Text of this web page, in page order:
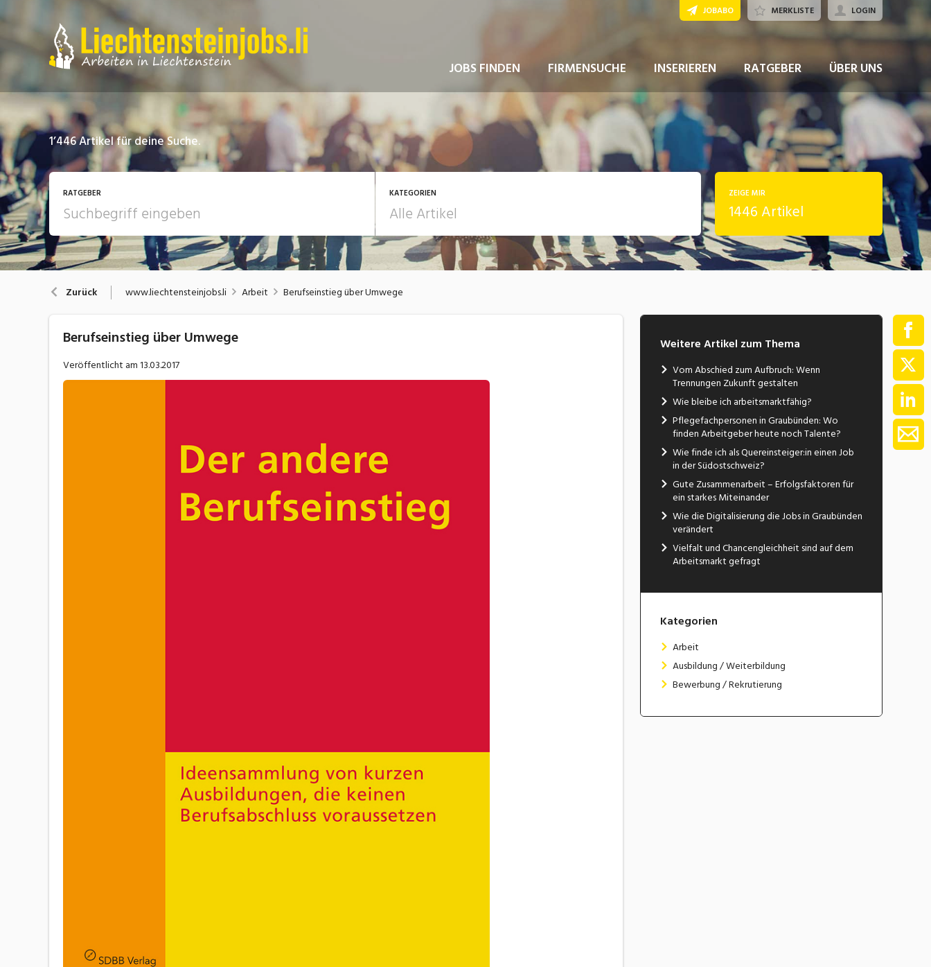
JOBS FINDEN FIRMENSUCHE INSERIEREN RATGEBER ÜBER UNS
JOBABO MERKLISTE LOGIN
1’446Artikel für deine Suche.
RATGEBER KATEGORIEN
Arbeit Ausbildung / Weiterbildung Bewerbung / Rekrutierung
ZEIGE MIR
1446 Artikel
Zurück www.liechtensteinjobs.li Arbeit Berufseinstieg über Umwege
Berufseinstieg über Umwege
Veröffentlicht am13.03.2017
Weitere Artikel zum Thema
Vom Abschied zum Aufbruch: Wenn
Trennungen Zukunft gestalten
Wie bleibe ich arbeitsmarktfähig?
Pflegefachpersonen in Graubünden: Wo
finden Arbeitgeber heute noch Talente?
Wie finde ich als Quereinsteiger:in einen Job
in der Südostschweiz?
Gute Zusammenarbeit – Erfolgsfaktoren für
ein starkes Miteinander
Wie die Digitalisierung die Jobs in Graubünden
verändert
Vielfalt und Chancengleichheit sind auf dem
Arbeitsmarkt gefragt
Kategorien
Arbeit
Ausbildung / Weiterbildung
Bewerbung / Rekrutierung